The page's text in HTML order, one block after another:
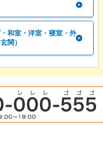
和室・洋室・寝室・外
関）